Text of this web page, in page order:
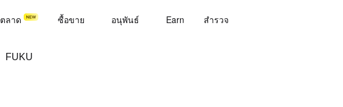
ตลาด ซื้อขาย อนุพันธ์ Earn สํารวจ
FUKU